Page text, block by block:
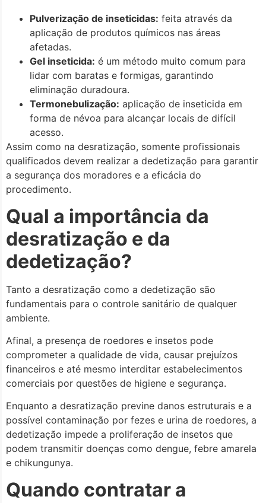
Pulverização de inseticidas: feita através da
aplicação de produtos químicos nas áreas
afetadas.
Gel inseticida: é um método muito comum para
lidar com baratas e formigas, garantindo
eliminação duradoura.
Termonebulização: aplicação de inseticida em
forma de névoa para alcançar locais de difícil
acesso.
Assim como na desratização, somente profissionais
qualificados devem realizar a dedetização para garantir
a segurança dos moradores e a eficácia do
procedimento.
Qual a importância da
desratização e da
dedetização?
Tanto a desratização como a dedetização são
fundamentais para o controle sanitário de qualquer
ambiente.
Afinal, a presença de roedores e insetos pode
comprometer a qualidade de vida, causar prejuízos
financeiros e até mesmo interditar estabelecimentos
comerciais por questões de higiene e segurança.
Enquanto a desratização previne danos estruturais e a
possível contaminação por fezes e urina de roedores, a
dedetização impede a proliferação de insetos que
podem transmitir doenças como dengue, febre amarela
e chikungunya.
Quando contratar a